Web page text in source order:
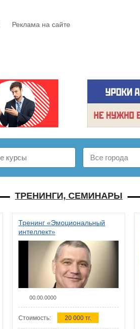
Реклама на сайте
ТРЕНИНГИ, СЕМИНАРЫ
Тренинг «Эмоциональный
интеллект»
00.00.0000
Стоимость: 20 000 тг.